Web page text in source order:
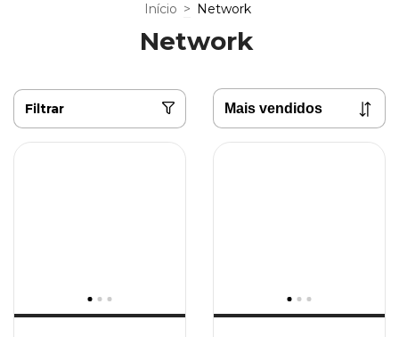
Início > Network
Network
Filtrar